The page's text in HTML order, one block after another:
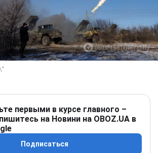
первыми в курсе главного –
на Новини на OBOZ.UA в
Подписаться